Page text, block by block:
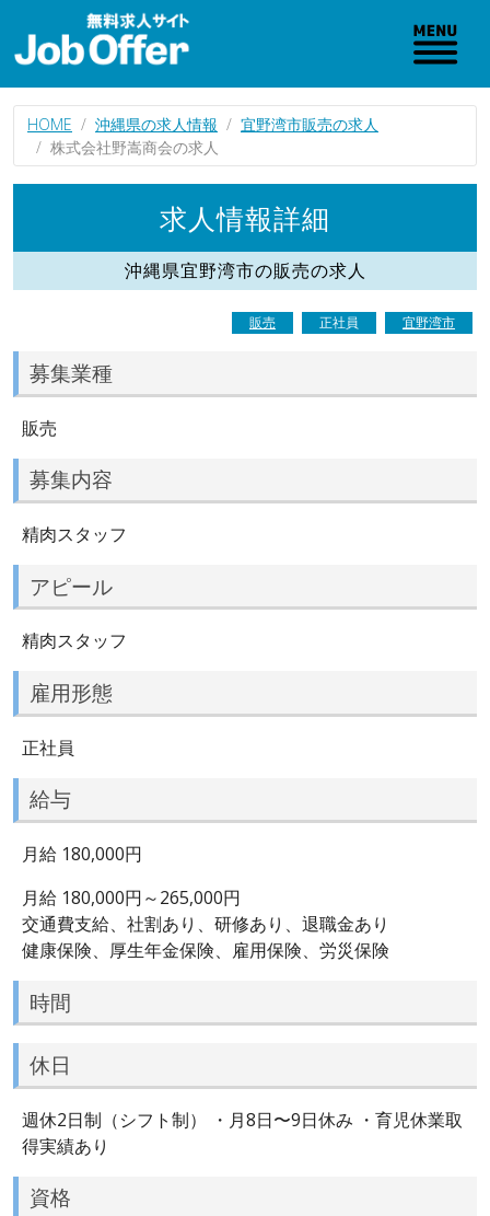
HOME 沖縄県の求人情報
宜野湾市販売の求人
株式会社野嵩商会の求人
求人情報詳細
沖縄県宜野湾市の販売の求人
販売 正社員 宜野湾市
募集業種
販売
募集内容
精肉スタッフ
アピール
精肉スタッフ
雇用形態
正社員
給与
月給 180,000円
月給 180,000円～265,000円
交通費支給、社割あり、研修あり、退職金あり
健康保険、厚生年金保険、雇用保険、労災保険
時間
休日
週休2日制（シフト制） ・月8日〜9日休み ・育児休業取
得実績あり
資格